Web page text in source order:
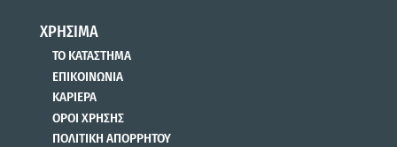
ΧΡΗΣΙΜΑ
ΤΟ ΚΑΤΑΣΤΗΜΑ
ΕΠΙΚΟΙΝΩΝΙΑ
ΚΑΡΙΕΡΑ
ΟΡΟΙ ΧΡΗΣΗΣ
ΠΟΛΙΤΙΚΗ ΑΠΟΡΡΗΤΟΥ